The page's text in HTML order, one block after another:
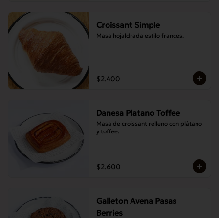
Croissant Simple
Masa hojaldrada estilo frances.
$2.400
Danesa Platano Toffee
Masa de croissant relleno con plátano
y toffee.
$2.600
Galleton Avena Pasas
Berries